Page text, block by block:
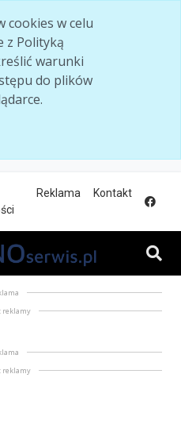
cookies w celu
z Polityką
warunki
do plików
Reklama Kontakt
reklamy
reklamy